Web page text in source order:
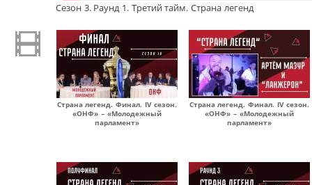
Сезон 3. Раунд 1. Третий тайм. Страна легенд
Страна легенд. Финал. IV сезон.
«ОНФ» – «Молодежный
парламент»
Страна легенд. Финал. IV сезон.
«ОНФ» – «Молодежный
парламент»